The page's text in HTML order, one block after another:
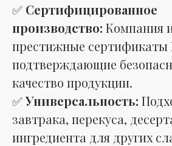
✅ Сертифицированное
производство: Компания
престижные сертификаты
подтверждающие
качество продукции.
✅Универсальность:
завтрака, перекуса,
ингредиента для других